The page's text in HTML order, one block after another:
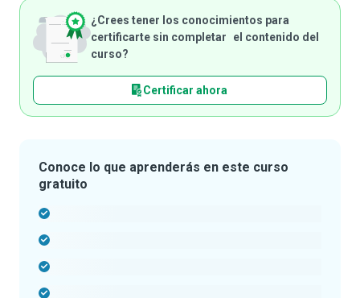
¿Crees tener los conocimientos para
certificarte sin completar el contenido del
curso?
Certificar ahora
Conoce lo que aprenderás en este curso
gratuito